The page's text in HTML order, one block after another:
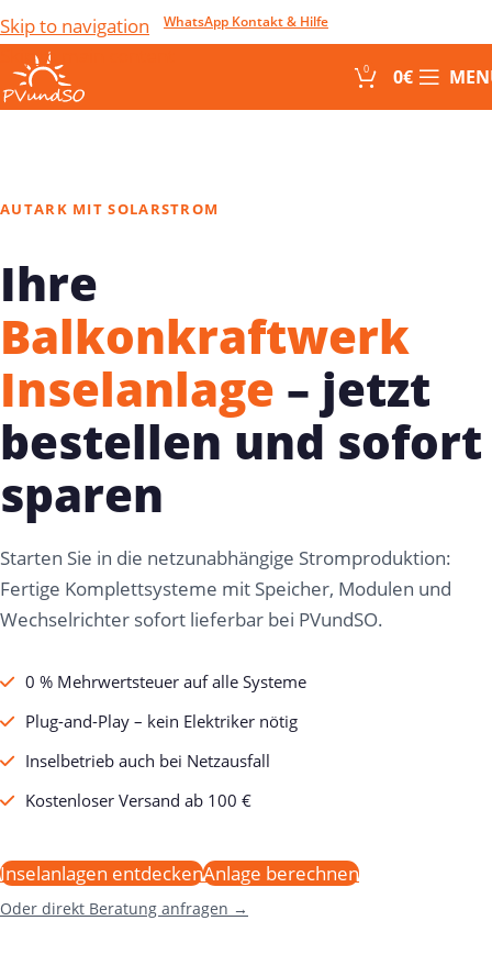
Skip to navigation
Skip to main content
WhatsApp Kontakt & Hilfe
0 0€
AUTARK MIT SOLARSTROM
Ihre
Balkonkraftwerk
Inselanlage – jetzt
bestellen und sofort
sparen
Starten Sie in die netzunabhängige Stromproduktion:
Fertige Komplettsysteme mit Speicher, Modulen und
Wechselrichter sofort lieferbar bei PVundSO.
0 % Mehrwertsteuer auf alle Systeme
Plug-and-Play – kein Elektriker nötig
Inselbetrieb auch bei Netzausfall
Kostenloser Versand ab 100 €
Inselanlagen entdeckenAnlage berechnen
Oder direkt Beratung anfragen →